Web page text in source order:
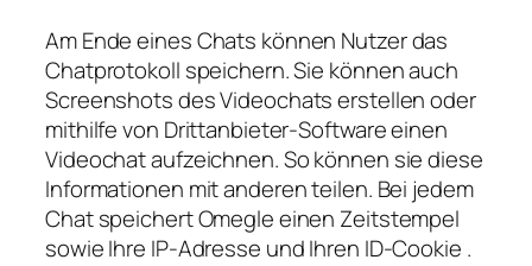
Am Ende eines Chats können Nutzer das
Chatprotokoll speichern. Sie können auch
Screenshots des Videochats erstellen oder
mithilfe von Drittanbieter-Software einen
Videochat aufzeichnen. So können sie diese
Informationen mit anderen teilen. Bei jedem
Chat speichert Omegle einen Zeitstempel
sowie Ihre IP-Adresse und Ihren ID-Cookie .